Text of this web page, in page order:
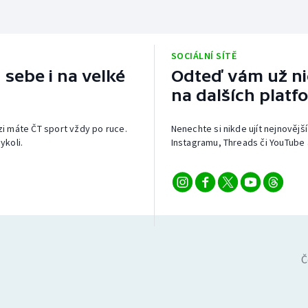
i na velké
máte ČT sport vždy po ruce.
SOCIÁLNÍ SÍTĚ
Odteď vám už
na dalších
Nenechte si nikde ujít
Instagramu, Threads či